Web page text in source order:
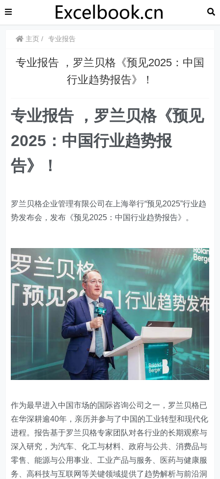
主页 专业报告
​​专业报告 ，罗兰贝格《预见2025：中国
行业趋势报告》！
专业报告 ，罗兰贝格《预见
2025：中国行业趋势报
告》！
罗兰贝格企业管理有限公司在上海举行“预见2025”行业趋
势发布会，发布《预见2025：中国行业趋势报告》。
作为最早进入中国市场的国际咨询公司之一，罗兰贝格已
在华深耕逾40年，亲历并参与了中国的工业转型和现代化
进程。报告基于罗兰贝格专家团队对各行业的长期观察与
深入研究，为汽车、化工与材料、政府与公共、消费品与
零售、能源与公用事业、工业产品与服务、医药与健康服
务、高科技与互联网等关键领域提供了趋势解析与前沿洞